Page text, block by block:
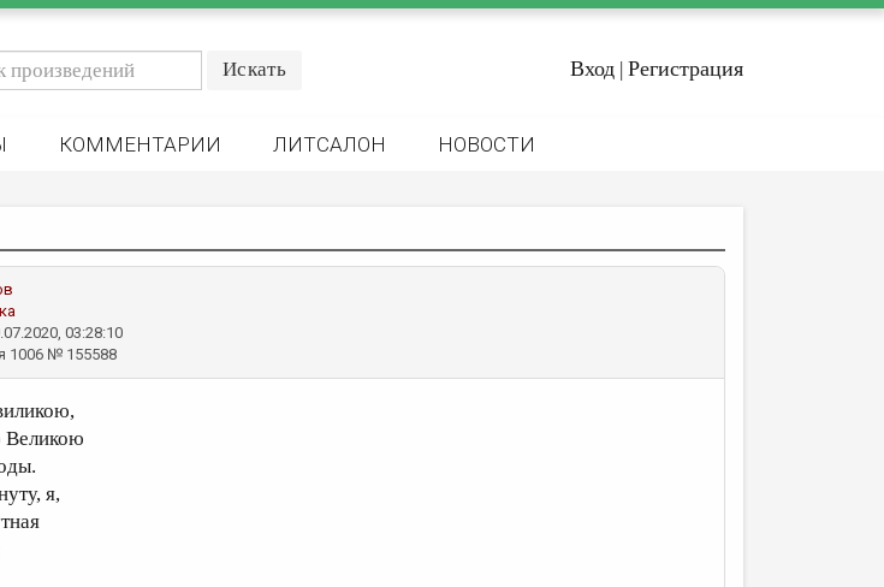
Вход | Регистрация
КОММЕНТАРИИ ЛИТСАЛОН НОВОСТИ
03:28:10
1006 № 155588
Великою
я,